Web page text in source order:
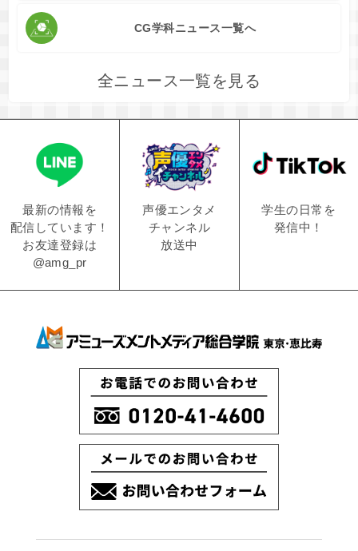
CG学科ニュース一覧へ
全ニュース一覧を見る
最新の情報を
配信しています！
お友達登録は
@amg_pr
声優エンタメ
チャンネル
放送中
学生の日常を
発信中！